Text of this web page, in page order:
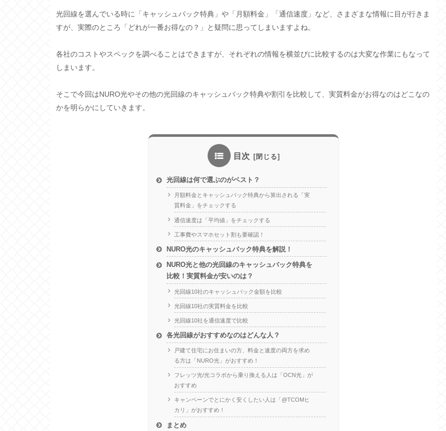
光回線を選んでいる時に「キャッシュバック特典」や「月額料金」「通信速度」など、さまざまな情報に目が行きま
すが、実際のところ「どれが一番お得なの？」と疑問に思ってしまいますよね。
各社のコストやスペックを調べることはできますが、それぞれの情報を横並びに比較するのは大変な作業にもなって
しまいます。
そこで今回はNURO光やその他の光回線のキャッシュバック特典や割引を比較して、実質料金がお得なのはどこなの
かを明らかにしていきます。
目次
光回線は何で選ぶのがベスト？
月額料金とキャッシュバック特典から算出される「実
質料金」をチェックする
通信速度は「平均値」をチェックする
工事費やスマホセット割も要確認！
NURO光のキャッシュバック特典を解説！
NURO光と他の光回線のキャッシュバック特典を
比較！実質料金が安いのは？
光回線10社のキャッシュバック金額を比較
光回線10社の実質料金を比較
光回線10社を通信速度で比較
各光回線がおすすめなのはどんな人？
戸建て住宅にお住まいの方、料金と速度の両方を求め
る方は「NURO光」がおすすめ！
フレッツ光/光コラボから乗り換える人は「OCN光」が
おすすめ
キャンペーンでとにかく安くしたい人は「@TCOMヒ
カリ」がおすすめ！
まとめ